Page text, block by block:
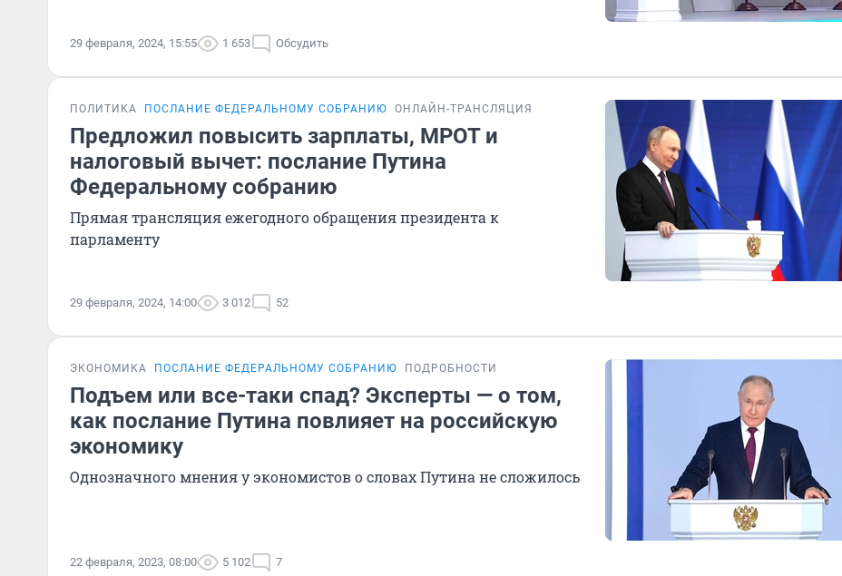
29 февраля, 2024, 15:55 1 653 Обсудить
ПОЛИТИКА ПОСЛАНИЕ ФЕДЕРАЛЬНОМУ СОБРАНИЮ ОНЛАЙН-ТРАНСЛЯЦИЯ
Предложил повысить зарплаты, МРОТ и
налоговый вычет: послание Путина
Федеральному собранию
Прямая трансляция ежегодного обращения президента к
парламенту
29 февраля, 2024, 14:00 3 012 52
ЭКОНОМИКА ПОСЛАНИЕ ФЕДЕРАЛЬНОМУ СОБРАНИЮ ПОДРОБНОСТИ
Подъем или все-таки спад? Эксперты — о том,
как послание Путина повлияет на российскую
экономику
Однозначного мнения у экономистов о словах Путина не сложилось
22 февраля, 2023, 08:00 5 102 7